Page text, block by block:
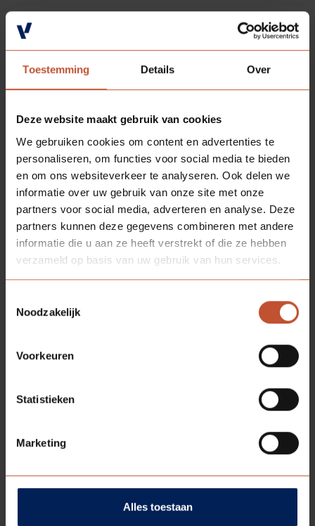
Toestemming Details Over
Deze website maakt gebruik van cookies
We gebruiken cookies om content en advertenties te
personaliseren, om functies voor social media te bieden
en om ons websiteverkeer te analyseren. Ook delen we
informatie over uw gebruik van onze site met onze
partners voor social media, adverteren en analyse. Deze
partners kunnen deze gegevens combineren met andere
informatie die u aan ze heeft verstrekt of die ze hebben
verzameld op basis van uw gebruik van hun services.
Noodzakelijk
Voorkeuren
Statistieken
Marketing
Alles toestaan
DOWNLOADS
Bestektekst
Technische informatie - Technische
informatie